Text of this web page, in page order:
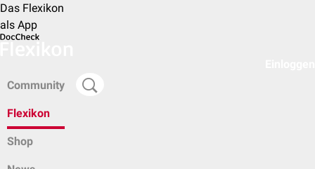
Das Flexikon
als App
Community
Flexikon
Shop